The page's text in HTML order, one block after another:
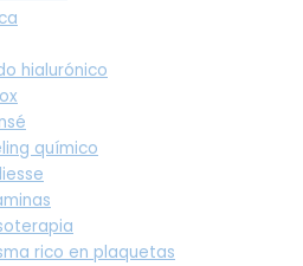
hialurónico
químico
rico en plaquetas